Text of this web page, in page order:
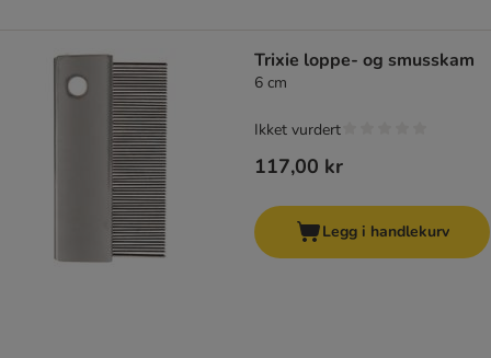
Trixie loppe- og smusskam
6 cm
117,00 kr
Ikket vurdert
Legg i handlekurv